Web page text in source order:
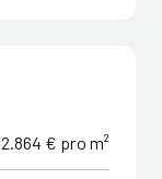
2.864 € pro m²